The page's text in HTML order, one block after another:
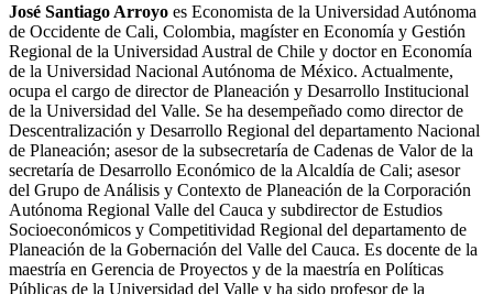
José Santiago Arroyo es Economista de la Universidad Autónoma
de Occidente de Cali, Colombia, magíster en Economía y Gestión
Regional de la Universidad Austral de Chile y doctor en Economía
de la Universidad Nacional Autónoma de México. Actualmente,
ocupa el cargo de director de Planeación y Desarrollo Institucional
de la Universidad del Valle. Se ha desempeñado como director de
Descentralización y Desarrollo Regional del departamento Nacional
de Planeación; asesor de la subsecretaría de Cadenas de Valor de la
secretaría de Desarrollo Económico de la Alcaldía de Cali; asesor
del Grupo de Análisis y Contexto de Planeación de la Corporación
Autónoma Regional Valle del Cauca y subdirector de Estudios
Socioeconómicos y Competitividad Regional del departamento de
Planeación de la Gobernación del Valle del Cauca. Es docente de la
maestría en Gerencia de Proyectos y de la maestría en Políticas
Públicas de la Universidad del Valle y ha sido profesor de la